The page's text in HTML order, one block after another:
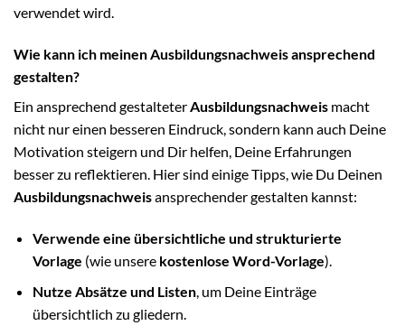
verwendet wird.
Wie kann ich meinen Ausbildungsnachweis ansprechend
gestalten?
Ein ansprechend gestalteter Ausbildungsnachweis macht
nicht nur einen besseren Eindruck, sondern kann auch Deine
Motivation steigern und Dir helfen, Deine Erfahrungen
besser zu reflektieren. Hier sind einige Tipps, wie Du Deinen
Ausbildungsnachweisansprechender gestalten kannst:
Verwende eine übersichtliche und strukturierte
Vorlage (wie unsere kostenlose Word-Vorlage).
Nutze Absätze und Listen, um Deine Einträge
übersichtlich zu gliedern.